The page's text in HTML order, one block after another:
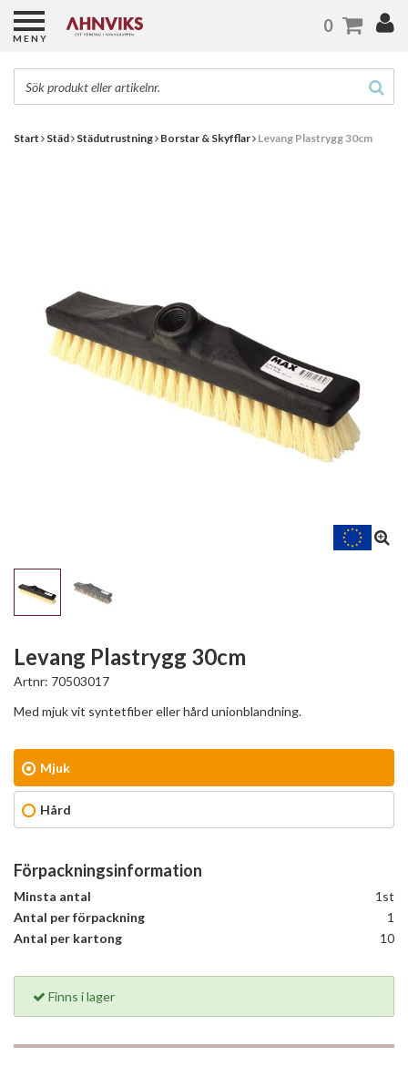
Start Städ Städutrustning Borstar & Skyfflar Levang Plastrygg 30cm
Levang Plastrygg 30cm
Artnr: 70503017
Med mjuk vit syntetfiber eller hård unionblandning.
Mjuk
Hård
Förpackningsinformation
Minsta antal
1st
Antal per förpackning
1
Antal per kartong
10
Finns i lager
MENY
0